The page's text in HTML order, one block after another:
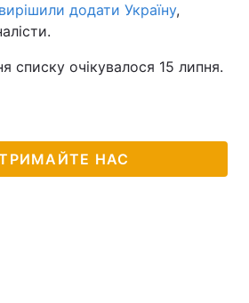
вирішили додати Україну,
списку очікувалося 15 липня.
НАС